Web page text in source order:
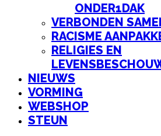
ONDER1DAK
VERBONDEN
RACISME
RELIGIES EN
NIEUWS
VORMING
WEBSHOP
STEUN